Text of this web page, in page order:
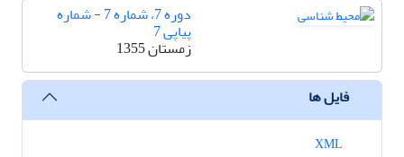
دوره 7، شماره 7 - شماره
پیاپی 7
زمستان 1355
فایل ها